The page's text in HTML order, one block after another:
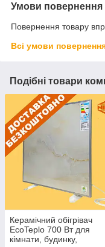
Умови повернення
Повернення товару
Всі умови
Подібні товари
Керамічний обігрівач
EcoTeplo 700 Вт для
кімнати, будинку,